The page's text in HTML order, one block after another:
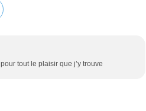
tout le plaisir que j’y trouve